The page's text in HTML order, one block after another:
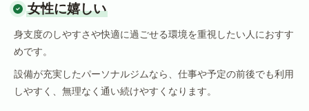
女性に嬉しい
身支度のしやすさや快適に過ごせる環境を重視したい人におすす
めです。
設備が充実したパーソナルジムなら、仕事や予定の前後でも利用
しやすく、無理なく通い続けやすくなります。